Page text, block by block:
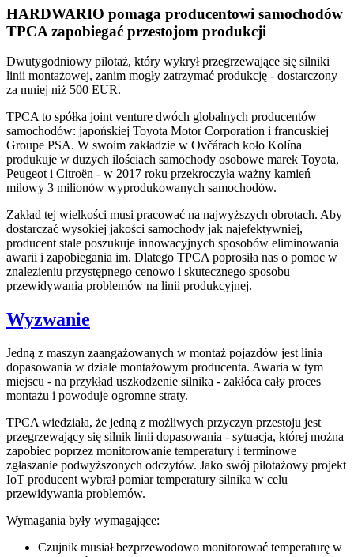
HARDWARIO pomaga producentowi samochodów
TPCA zapobiegać przestojom produkcji
Dwutygodniowy pilotaż, który wykrył przegrzewające się silniki
linii montażowej, zanim mogły zatrzymać produkcję - dostarczony
za mniej niż 500 EUR.
TPCA to spółka joint venture dwóch globalnych producentów
samochodów: japońskiej Toyota Motor Corporation i francuskiej
Groupe PSA. W swoim zakładzie w Ovčárach koło Kolína
produkuje w dużych ilościach samochody osobowe marek Toyota,
Peugeot i Citroën - w 2017 roku przekroczyła ważny kamień
milowy 3 milionów wyprodukowanych samochodów.
Zakład tej wielkości musi pracować na najwyższych obrotach. Aby
dostarczać wysokiej jakości samochody jak najefektywniej,
producent stale poszukuje innowacyjnych sposobów eliminowania
awarii i zapobiegania im. Dlatego TPCA poprosiła nas o pomoc w
znalezieniu przystępnego cenowo i skutecznego sposobu
przewidywania problemów na linii produkcyjnej.
Wyzwanie
Jedną z maszyn zaangażowanych w montaż pojazdów jest linia
dopasowania w dziale montażowym producenta. Awaria w tym
miejscu - na przykład uszkodzenie silnika - zakłóca cały proces
montażu i powoduje ogromne straty.
TPCA wiedziała, że jedną z możliwych przyczyn przestoju jest
przegrzewający się silnik linii dopasowania - sytuacja, której można
zapobiec poprzez monitorowanie temperatury i terminowe
zgłaszanie podwyższonych odczytów. Jako swój pilotażowy projekt
IoT producent wybrał pomiar temperatury silnika w celu
przewidywania problemów.
Wymagania były wymagające:
Czujnik musiał bezprzewodowo monitorować temperaturę w